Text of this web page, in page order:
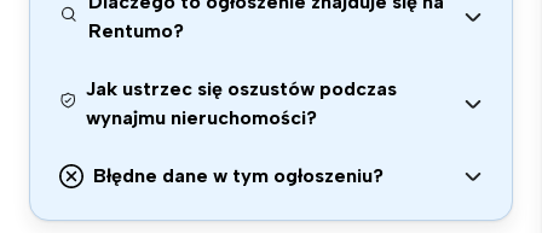
Rentumo?
Jak ustrzec się oszustów podczas
wynajmu nieruchomości?
Błędne dane w tym ogłoszeniu?